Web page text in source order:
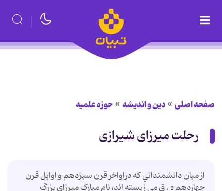
صفحه اصلی دین و اندیشه حوزه علمیه
رحلت میرزای شیرازی
از ميان دانشمنداني که دراواخر قرن سيزدهم و اوايل قرن
چهاردهم ه . ق مي زيسته اند، نام مبارک ميرزاي بزرگ